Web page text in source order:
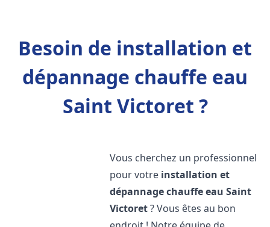
Besoin de installation et
dépannage chauffe eau
Saint Victoret ?
Vous cherchez un professionnel
pour votre installation et
dépannage chauffe eau Saint
Victoret? Vous êtes au bon